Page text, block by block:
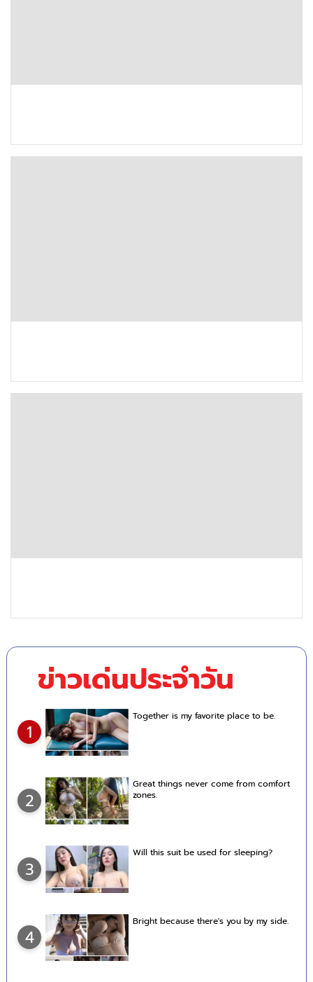
ข่าวเด่นประจำวัน
1
Together is my favorite place to be.
2
Great things never come from comfort
zones.
3
Will this suit be used for sleeping?
4
Bright because there's you by my side.